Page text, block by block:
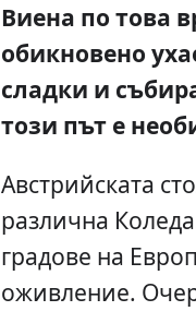
Виена по това
обикновено
сладки и
този път е
Австрийската
различна
градове на
оживление.